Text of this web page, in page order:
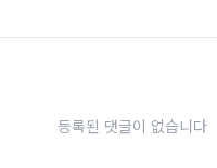
등록된 댓글이 없습니다